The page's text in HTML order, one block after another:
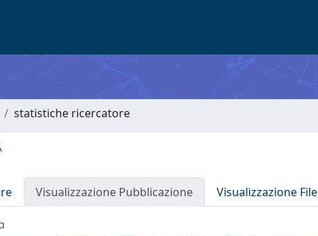
statistiche ricercatore
Visualizzazione Pubblicazione Visualizzazione File